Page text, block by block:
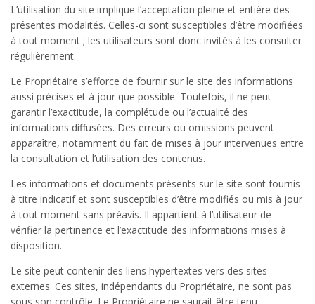
L’utilisation du site implique l’acceptation pleine et entière des
présentes modalités. Celles-ci sont susceptibles d’être modifiées
à tout moment ; les utilisateurs sont donc invités à les consulter
régulièrement.
Le Propriétaire s’efforce de fournir sur le site des informations
aussi précises et à jour que possible. Toutefois, il ne peut
garantir l’exactitude, la complétude ou l’actualité des
informations diffusées. Des erreurs ou omissions peuvent
apparaître, notamment du fait de mises à jour intervenues entre
la consultation et l’utilisation des contenus.
Les informations et documents présents sur le site sont fournis
à titre indicatif et sont susceptibles d’être modifiés ou mis à jour
à tout moment sans préavis. Il appartient à l’utilisateur de
vérifier la pertinence et l’exactitude des informations mises à
disposition.
Le site peut contenir des liens hypertextes vers des sites
externes. Ces sites, indépendants du Propriétaire, ne sont pas